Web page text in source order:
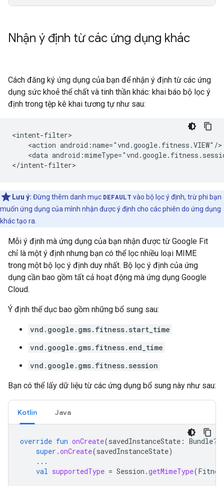
Nhận ý định từ các ứng dụng khác
Cách đăng ký ứng dụng của bạn để nhận ý định từ các ứng
dụng sức khoẻ thể chất và tinh thần khác: khai báo bộ lọc ý
định trong tệp kê khai tương tự như sau:
<action
<data
Lưu ý: Đừng thêm danh mục DEFAULT vào bộ lọc ý định, trừ phi bạn
muốn ứng dụng của mình nhận được ý định cho các phiên do ứng dụng
khác tạo ra.
Mỗi ý định mà ứng dụng của bạn nhận được từ Google Fit
chỉ là một ý định nhưng bạn có thể lọc nhiều loại MIME
trong một bộ lọc ý định duy nhất. Bộ lọc ý định của ứng
dụng cần bao gồm tất cả hoạt động mà ứng dụng Google
Cloud.
Ý định thể dục bao gồm những bổ sung sau:
vnd.google.gms.fitness.start_time
vnd.google.gms.fitness.end_time
vnd.google.gms.fitness.session
Bạn có thể lấy dữ liệu từ các ứng dụng bổ sung này như sau:
Kotlin Java
override fun onCreate(savedInstanceState : Bundle?)
super .onCreate(savedInstanceState)
...
val supportedType = Session .getMimeType(